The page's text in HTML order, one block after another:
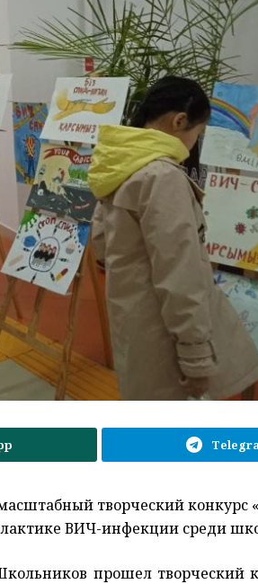
творческий конкурс
ВИЧ-инфекции среди
прошел творческий